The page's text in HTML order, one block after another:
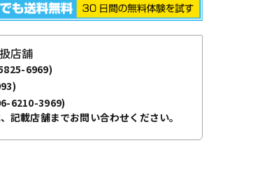
店舗
6969)
6210-3969)
載店舗までお問い合わせください。